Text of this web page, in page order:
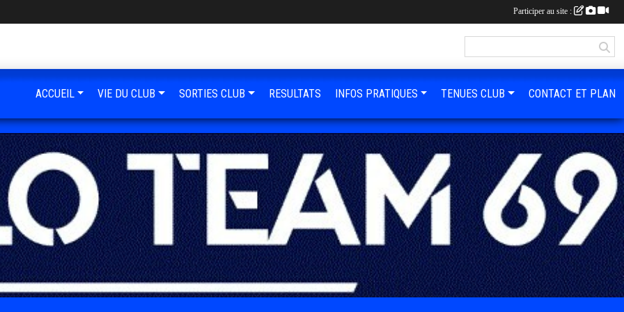
ACCUEIL VIE DU CLUB SORTIES CLUB RESULTATS INFOS PRATIQUES TENUES CLUB CONTACT ET PLAN
Participer au site :